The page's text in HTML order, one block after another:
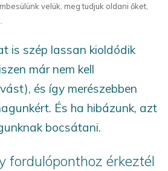
velük, meg tudjuk oldani őket,
is szép lassan kioldódik
már nem kell
és így merészebben
És ha hibázunk, azt
bocsátani.
fordulóponthoz érkeztél